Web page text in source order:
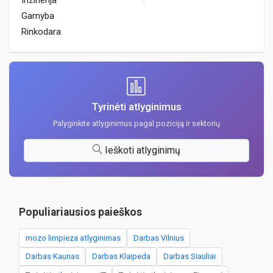
Gamyba
Rinkodara
Tyrinėti atlyginimus
Palyginkite atlyginimus pagal poziciją ir sektorių
Ieškoti atlyginimų
Populiariausios paieškos
mozo limpieza atlyginimas Darbas Vilnius
Darbas Kaunas Darbas Klaipeda Darbas Siauliai